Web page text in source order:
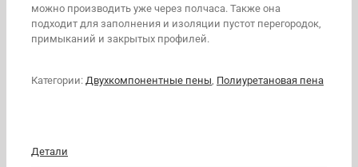
можно производить уже через полчаса. Также она
подходит для заполнения и изоляции пустот перегородок,
примыканий и закрытых профилей.
Категории: Двухкомпонентные пены Полиуретановая пена
Детали